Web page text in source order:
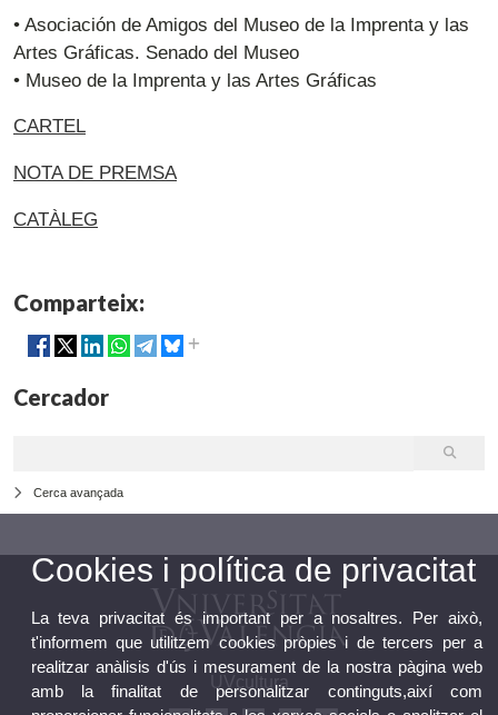
• Asociación de Amigos del Museo de la Imprenta y las
Artes Gráficas. Senado del Museo
• Museo de la Imprenta y las Artes Gráficas
CARTEL
NOTA DE PREMSA
CATÀLEG
Comparteix:
Cercador
Cerca avançada
UVcultura
Cookies i política de privacitat
La teva privacitat és important per a nosaltres. Per això,
t'informem que utilitzem cookies pròpies i de tercers per a
realitzar anàlisis d'ús i mesurament de la nostra pàgina web
amb la finalitat de personalitzar continguts,així com